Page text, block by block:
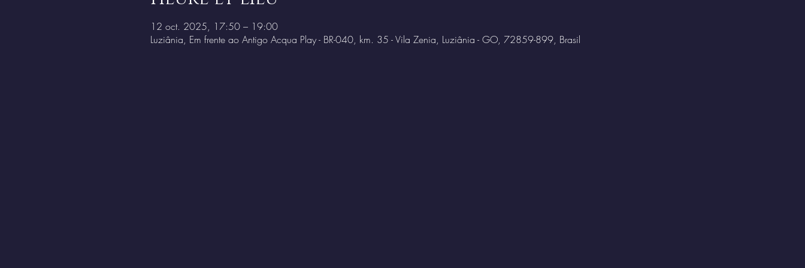
12 oct. 2025, 17:50 – 19:00
Luziânia, Em frente ao Antigo Acqua Play - BR-040, km. 35 - Vila Zenia, Luziânia - GO, 72859-899, Brasil